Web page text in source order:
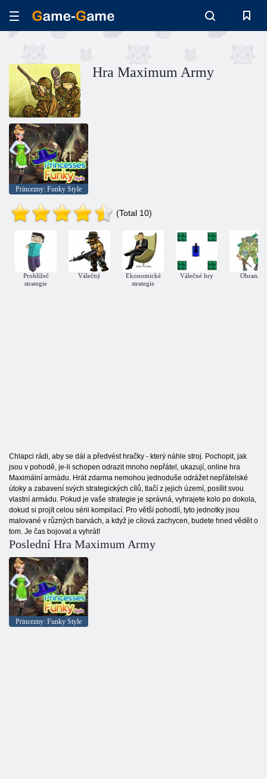
Hra Maximum Army
Princezny: Funky Style
(Total 10)
Prohlížeč
strategie
Válečný
Ekonomické
strategie
Válečné hry Obrana
Chlapci rádi, aby se dál a předvést hračky - který náhle stroj. Pochopit, jak
jsou v pohodě, je-li schopen odrazit mnoho nepřátel, ukazují, online hra
Maximální armádu. Hrát zdarma nemohou jednoduše odrážet nepřátelské
útoky a zabavení svých strategických cílů, tlačí z jejich území, posílit svou
vlastní armádu. Pokud je vaše strategie je správná, vyhrajete kolo po dokola,
dokud si projít celou sérii kompilací. Pro větší pohodlí, tyto jednotky jsou
malované v různých barvách, a když je cílová zachycen, budete hned vědět o
tom. Je čas bojovat a vyhrát!
Poslední Hra Maximum Army
Princezny: Funky Style